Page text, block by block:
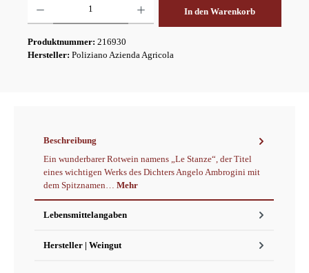
In den Warenkorb
Produktnummer: 216930
Hersteller: Poliziano Azienda Agricola
Beschreibung
Ein wunderbarer Rotwein namens „Le Stanze“, der Titel
eines wichtigen Werks des Dichters Angelo Ambrogini mit
dem Spitznamen… Mehr
Lebensmittelangaben
Hersteller | Weingut